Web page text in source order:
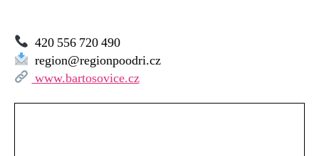
420 556 720 490
region@regionpoodri.cz
www.bartosovice.cz